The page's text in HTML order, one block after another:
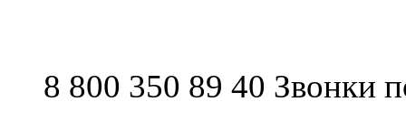
8 800 350 89 40 Звонки